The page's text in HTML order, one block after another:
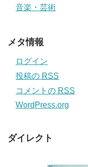
音楽・芸術
メタ情報
ログイン
投稿の RSS
コメントの RSS
WordPress.org
ダイレクト